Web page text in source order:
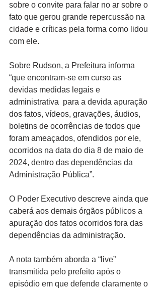
sobre o convite para falar no ar sobre o
fato que gerou grande repercussão na
cidade e críticas pela forma como lidou
com ele.
Sobre Rudson, a Prefeitura informa
“que encontram-se em curso as
devidas medidas legais e
administrativa  para a devida apuração
dos fatos, vídeos, gravações, áudios,
boletins de ocorrências de todos que
foram ameaçados, ofendidos por ele,
ocorridos na data do dia 8 de maio de
2024, dentro das dependências da
Administração Pública”.
O Poder Executivo descreve ainda que
caberá aos demais órgãos públicos a
apuração dos fatos ocorridos fora das
dependências da administração.
A nota também aborda a “live”
transmitida pelo prefeito após o
episódio em que defende claramente o